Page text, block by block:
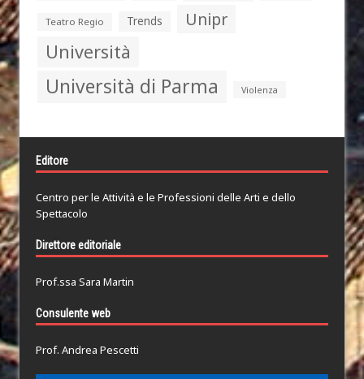
Teatro Regio Trends Unipr
Università
Università di Parma Violenza
Editore
Centro per le Attività e le Professioni delle Arti e dello
Spettacolo
Direttore editoriale
Prof.ssa Sara Martin
Consulente web
Prof. Andrea Pescetti